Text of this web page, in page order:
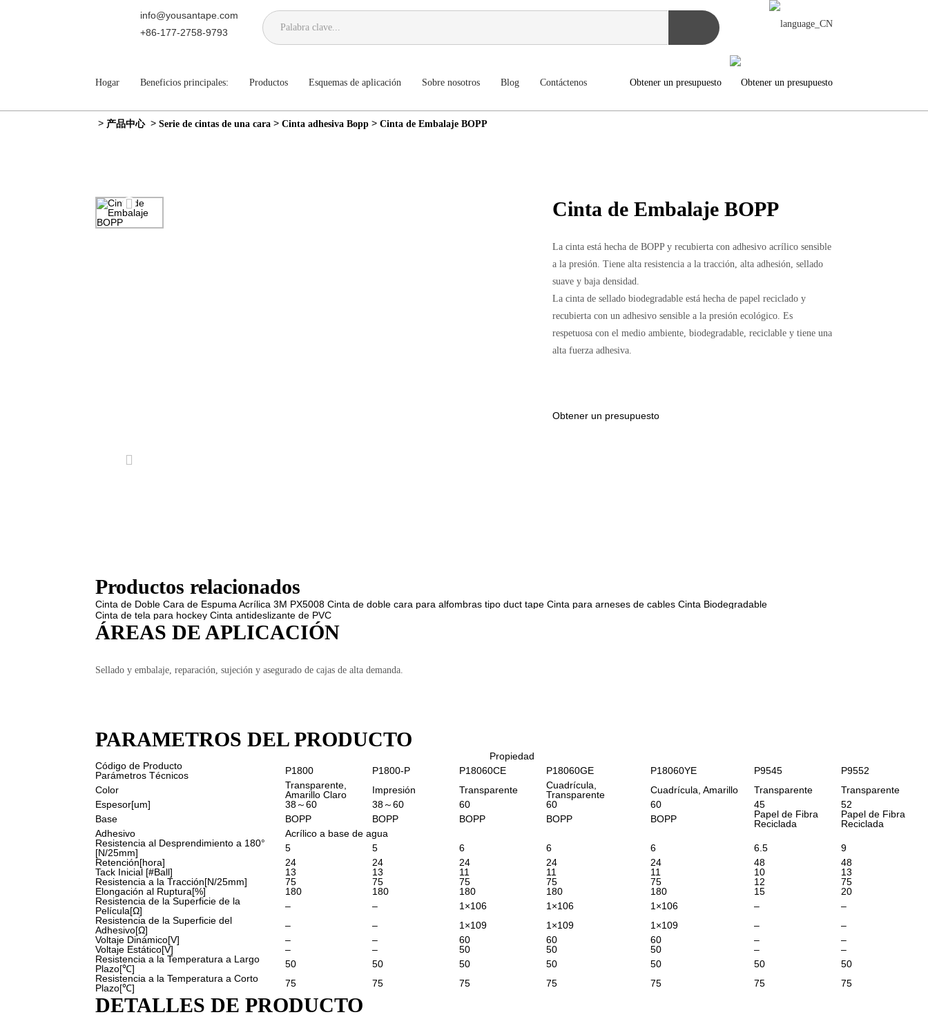
info@yousantape.com
+86-177-2758-9793
Hogar Beneficios principales: Productos Esquemas de aplicación Sobre nosotros Blog Contáctenos Obtener un presupuesto
> 产品中心 > Serie de cintas de una cara> Cinta adhesiva Bopp> Cinta de Embalaje BOPP
Cinta de Embalaje BOPP
La cinta está hecha de BOPP y recubierta con adhesivo acrílico sensible
a la presión. Tiene alta resistencia a la tracción, alta adhesión, sellado
suave y baja densidad.
La cinta de sellado biodegradable está hecha de papel reciclado y
recubierta con un adhesivo sensible a la presión ecológico. Es
respetuosa con el medio ambiente, biodegradable, reciclable y tiene una
alta fuerza adhesiva.
Obtener un presupuesto
Productos relacionados
Cinta de Doble Cara de Espuma Acrílica 3M PX5008 Cinta de doble cara para alfombras tipo duct tape Cinta para arneses de cables Cinta Biodegradable
Cinta de tela para hockey Cinta antideslizante de PVC
ÁREAS DE APLICACIÓN
Sellado y embalaje, reparación, sujeción y asegurado de cajas de alta demanda.
PARAMETROS DEL PRODUCTO
Propiedad
Código de Producto
Parámetros Técnicos
P1800 P1800-P P18060CE P18060GE P18060YE P9545
P9552
Color
Transparente,
Amarillo Claro
Impresión Transparente
Cuadrícula,
Transparente
Cuadrícula, Amarillo Transparente
Transparente
Espesor[um]
38～60 38～60 60 60 60 45
52
Base
BOPP BOPP BOPP BOPP BOPP
Papel de Fibra
Reciclada
Papel de Fibra
Reciclada
Adhesivo
Acrílico a base de agua
Resistencia al Desprendimiento a 180°
[N/25mm]
5 5 6 6 6 6.5
9
Retención[hora]
24 24 24 24 24 48
48
Tack Inicial [#Ball]
13 13 11 11 11 10
13
Resistencia a la Tracción[N/25mm]
75 75 75 75 75 12
75
Elongación al Ruptura[%]
180 180 180 180 180 15
20
Resistencia de la Superficie de la
Película[Ω]
– – 1×106 1×106 1×106 –
–
Resistencia de la Superficie del
Adhesivo[Ω]
– – 1×109 1×109 1×109 –
–
Voltaje Dinámico[V]
– – 60 60 60 –
–
Voltaje Estático[V]
– – 50 50 50 –
–
Resistencia a la Temperatura a Largo
Plazo[℃]
50 50 50 50 50 50
50
Resistencia a la Temperatura a Corto
Plazo[℃]
75 75 75 75 75 75 75
DETALLES DE PRODUCTO